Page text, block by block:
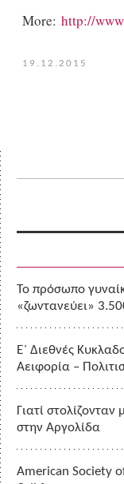
More: http://
19.12.2015
Το πρόσωπο
«ζωντανεύει»
Ε΄ Διεθνές
Αειφορία –
Γιατί στολίζονταν
στην Αργολίδα
American Society